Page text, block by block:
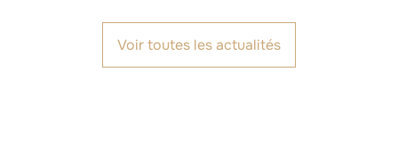
Voir toutes les actualités